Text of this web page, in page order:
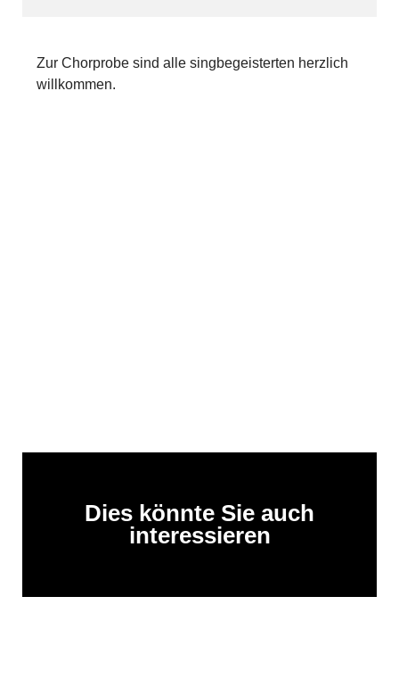
Zur Chorprobe sind alle singbegeisterten herzlich
willkommen.
Dies könnte Sie auch
interessieren